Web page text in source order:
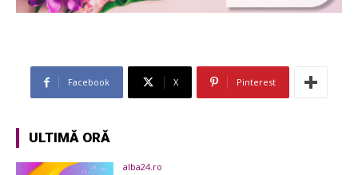
Facebook X Pinterest
ULTIMĂ ORĂ
alba24.ro